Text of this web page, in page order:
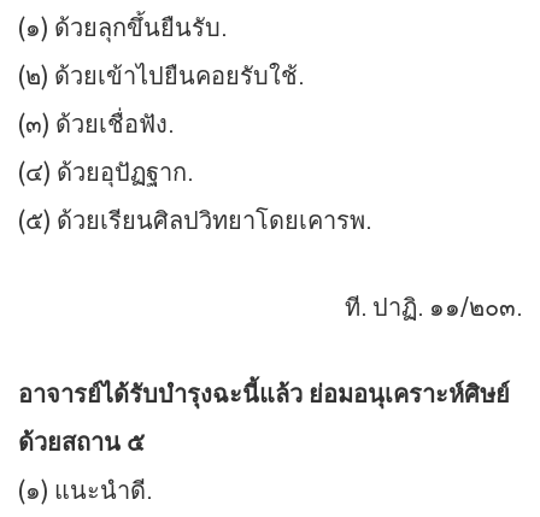
(๑) ด้วยลุกขึ้นยืนรับ.
(๒) ด้วยเข้าไปยืนคอยรับใช้.
(๓) ด้วยเชื่อฟัง.
(๔) ด้วยอุปัฏฐาก.
(๕) ด้วยเรียนศิลปวิทยาโดยเคารพ.
ที. ปาฏิ. ๑๑/๒๐๓.
อาจารย์ได้รับบำรุงฉะนี้แล้ว ย่อมอนุเคราะห์ศิษย์
ด้วยสถาน ๕
(๑) แนะนำดี.